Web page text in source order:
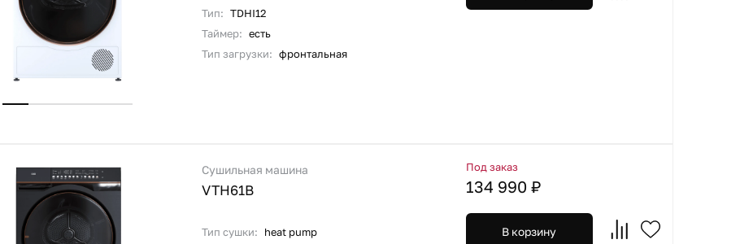
Тип: TDHI12
Таймер: есть
Тип загрузки: фронтальная
Сушильная машина
VTH61B
Тип сушки:
heat pump
Под заказ
134 990 ₽
В корзину